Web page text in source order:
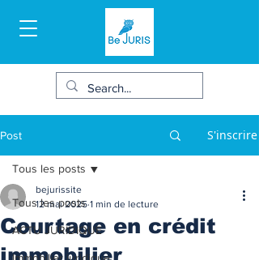
Post S'inscrire
Tous les posts
ACTU JURIDIQUE
Tous les posts
Courtage en crédit
immobilier
bejurissite
12 mai 2025 1 min de lecture